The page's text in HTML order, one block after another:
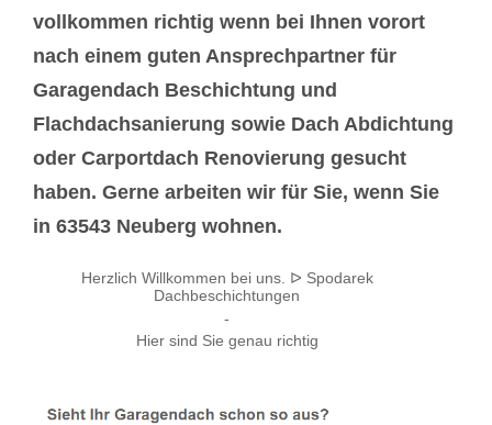
vollkommen richtig wenn bei Ihnen vorort
nach einem guten Ansprechpartner für
Garagendach Beschichtung und
Flachdachsanierung sowie Dach Abdichtung
oder Carportdach Renovierung gesucht
haben. Gerne arbeiten wir für Sie, wenn Sie
in 63543 Neuberg wohnen.
Herzlich Willkommen bei uns. ᐅ Spodarek
Dachbeschichtungen
-
Hier sind Sie genau richtig